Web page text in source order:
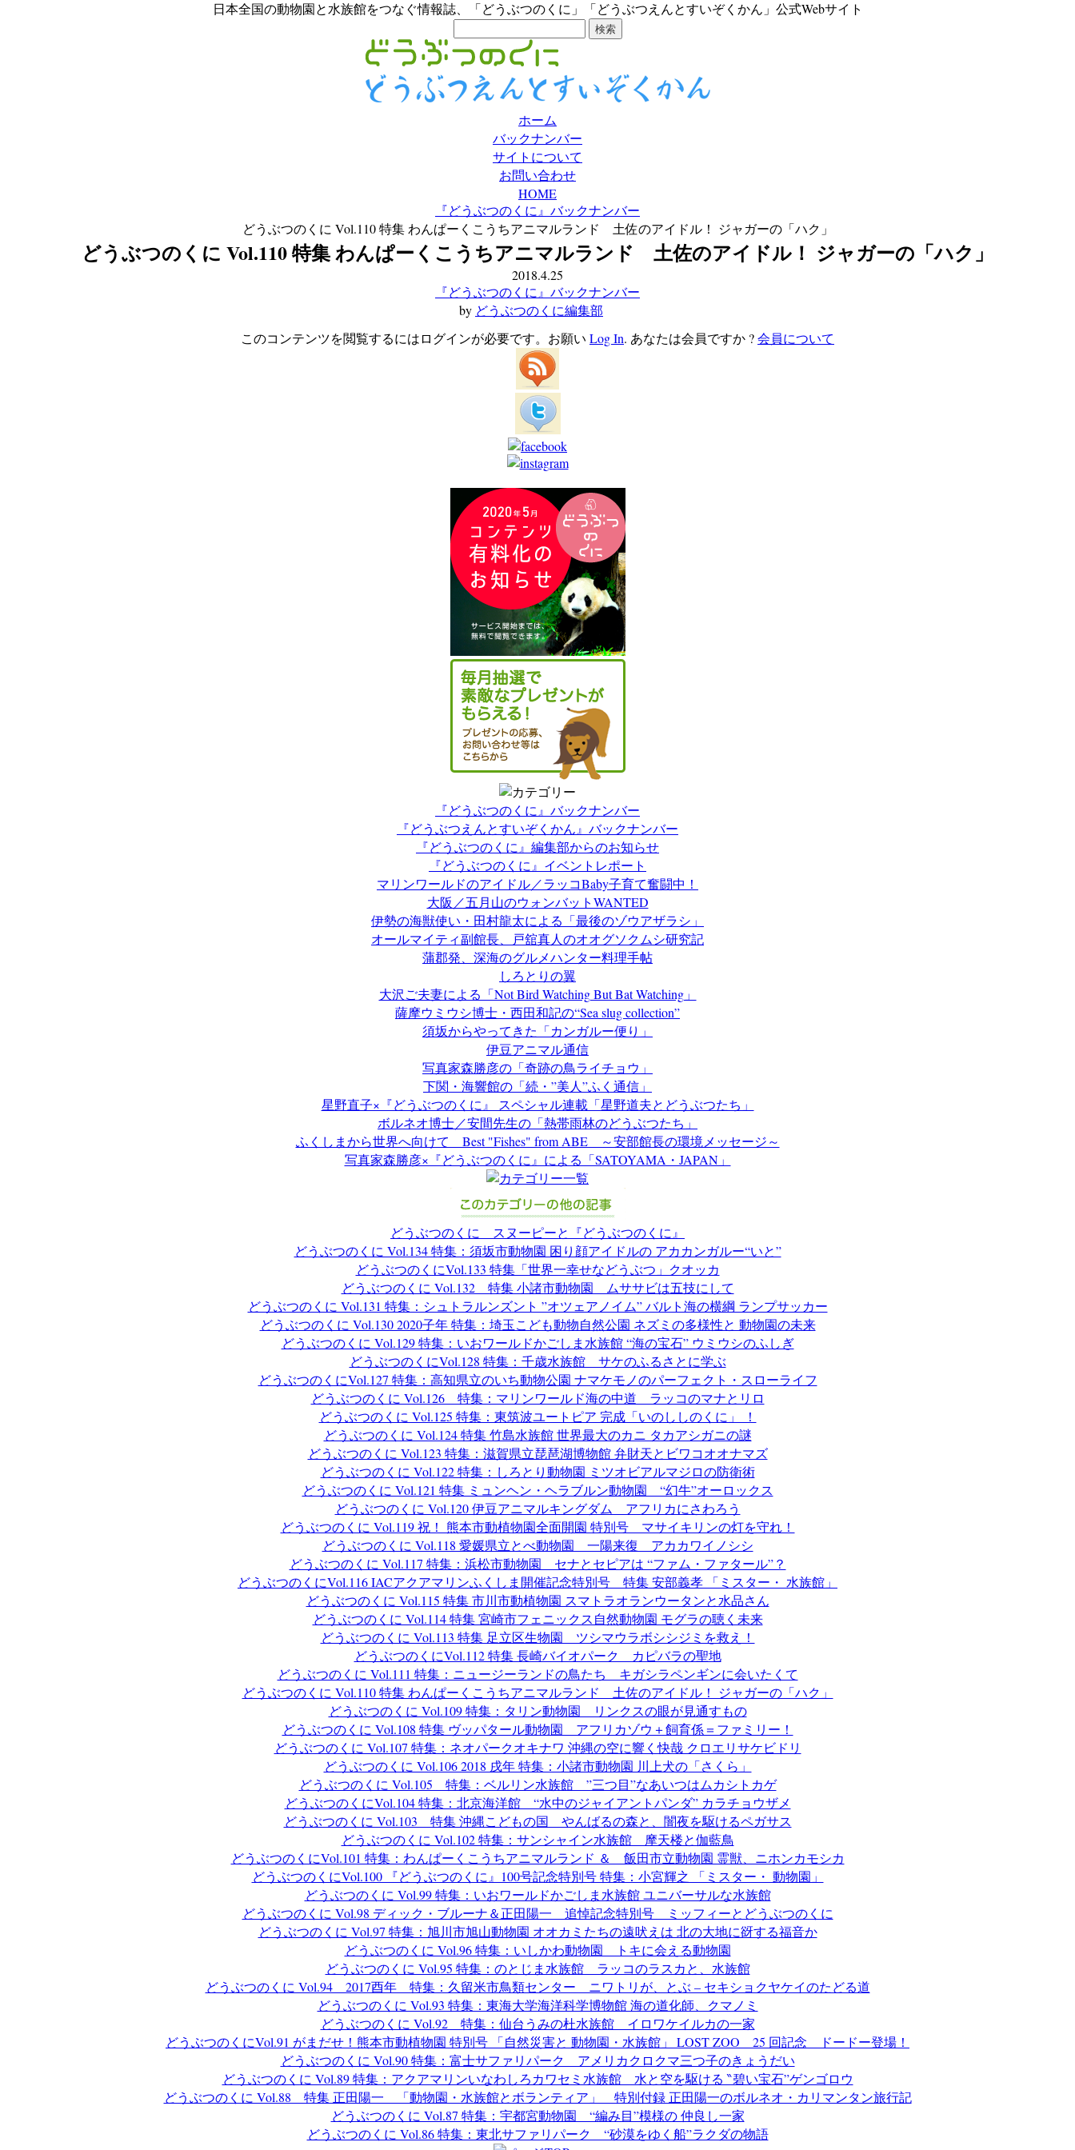
日本全国の動物園と水族館をつなぐ情報誌、「どうぶつのくに」「どうぶつえんとすいぞくかん」公式Webサイト
ホーム
バックナンバー
サイトについて
お問い合わせ
HOME
『どうぶつのくに』バックナンバー
どうぶつのくに Vol.110 特集 わんぱーくこうちアニマルランド 土佐のアイドル！ ジャガーの「ハク」
どうぶつのくに Vol.110 特集 わんぱーくこうちアニマルランド 土佐のアイドル！ ジャガーの「ハク」
2018.4.25
『どうぶつのくに』バックナンバー
by どうぶつのくに編集部
このコンテンツを閲覧するにはログインが必要です。お願い Log In. あなたは会員ですか ?会員について
『どうぶつのくに』バックナンバー
『どうぶつえんとすいぞくかん』バックナンバー
『どうぶつのくに』編集部からのお知らせ
『どうぶつのくに』イベントレポート
マリンワールドのアイドル／ラッコBaby子育て奮闘中！
大阪／五月山のウォンバットWANTED
伊勢の海獣使い・田村龍太による「最後のゾウアザラシ」
オールマイティ副館長、戸舘真人のオオグソクムシ研究記
蒲郡発、深海のグルメハンター料理手帖
しろとりの翼
大沢ご夫妻による「Not Bird Watching But Bat Watching」
薩摩ウミウシ博士・西田和記の“Sea slug collection”
須坂からやってきた「カンガルー便り」
伊豆アニマル通信
写真家森勝彦の「奇跡の鳥ライチョウ」
下関・海響館の「続・”美人”ふく通信」
星野直子×『どうぶつのくに』 スペシャル連載「星野道夫とどうぶつたち」
ボルネオ博士／安間先生の「熱帯雨林のどうぶつたち」
ふくしまから世界へ向けて Best "Fishes" from ABE ～安部館長の環境メッセージ～
写真家森勝彦×『どうぶつのくに』による「SATOYAMA・JAPAN」
どうぶつのくに スヌーピーと『どうぶつのくに』
どうぶつのくに Vol.134 特集：須坂市動物園 困り顔アイドルの アカカンガルー“いと”
どうぶつのくにVol.133 特集「世界一幸せなどうぶつ」クオッカ
どうぶつのくに Vol.132 特集 小諸市動物園 ムササビは五技にして
どうぶつのくに Vol.131 特集：シュトラルンズント ”オツェアノイム” バルト海の横綱 ランプサッカー
どうぶつのくに Vol.130 2020子年 特集：埼玉こども動物自然公園 ネズミの多様性と 動物園の未来
どうぶつのくに Vol.129 特集：いおワールドかごしま水族館 “海の宝石” ウミウシのふしぎ
どうぶつのくにVol.128 特集：千歳水族館 サケのふるさとに学ぶ
どうぶつのくにVol.127 特集：高知県立のいち動物公園 ナマケモノのパーフェクト・スローライフ
どうぶつのくに Vol.126 特集：マリンワールド海の中道 ラッコのマナとリロ
どうぶつのくに Vol.125 特集：東筑波ユートピア 完成「いのししのくに」 ！
どうぶつのくに Vol.124 特集 竹島水族館 世界最大のカニ タカアシガニの謎
どうぶつのくに Vol.123 特集：滋賀県立琵琶湖博物館 弁財天とビワコオオナマズ
どうぶつのくに Vol.122 特集：しろとり動物園 ミツオビアルマジロの防衛術
どうぶつのくに Vol.121 特集 ミュンヘン・ヘラブルン動物園 “幻牛”オーロックス
どうぶつのくに Vol.120 伊豆アニマルキングダム アフリカにさわろう
どうぶつのくに Vol.119 祝！ 熊本市動植物園全面開園 特別号 マサイキリンの灯を守れ！
どうぶつのくに Vol.118 愛媛県立とべ動物園 一陽来復 アカカワイノシシ
どうぶつのくに Vol.117 特集：浜松市動物園 セナとセピアは “ファム・ファタール”？
どうぶつのくにVol.116 IACアクアマリンふくしま開催記念特別号 特集 安部義孝 「ミスター・ 水族館」
どうぶつのくに Vol.115 特集 市川市動植物園 スマトラオランウータンと水品さん
どうぶつのくに Vol.114 特集 宮崎市フェニックス自然動物園 モグラの聴く未来
どうぶつのくに Vol.113 特集 足立区生物園 ツシマウラボシシジミを救え！
どうぶつのくにVol.112 特集 長崎バイオパーク カピバラの聖地
どうぶつのくに Vol.111 特集：ニュージーランドの鳥たち キガシラペンギンに会いたくて
どうぶつのくに Vol.110 特集 わんぱーくこうちアニマルランド 土佐のアイドル！ ジャガーの「ハク」
どうぶつのくに Vol.109 特集：タリン動物園 リンクスの眼が見通すもの
どうぶつのくに Vol.108 特集 ヴッパタール動物園 アフリカゾウ＋飼育係＝ファミリー！
どうぶつのくに Vol.107 特集：ネオパークオキナワ 沖縄の空に響く快哉 クロエリサケビドリ
どうぶつのくに Vol.106 2018 戌年 特集：小諸市動物園 川上犬の「さくら」
どうぶつのくに Vol.105 特集：ベルリン水族館 ”三つ目”なあいつはムカシトカゲ
どうぶつのくにVol.104 特集：北京海洋館 “水中のジャイアントパンダ” カラチョウザメ
どうぶつのくに Vol.103 特集 沖縄こどもの国 やんばるの森と、闇夜を駆けるペガサス
どうぶつのくに Vol.102 特集：サンシャイン水族館 摩天楼と伽藍鳥
どうぶつのくにVol.101 特集：わんぱーくこうちアニマルランド ＆ 飯田市立動物園 霊獣、ニホンカモシカ
どうぶつのくにVol.100 『どうぶつのくに』100号記念特別号 特集：小宮輝之 「ミスター・ 動物園」
どうぶつのくに Vol.99 特集：いおワールドかごしま水族館 ユニバーサルな水族館
どうぶつのくに Vol.98 ディック・ブルーナ＆正田陽一 追悼記念特別号 ミッフィーとどうぶつのくに
どうぶつのくに Vol.97 特集：旭川市旭山動物園 オオカミたちの遠吠えは 北の大地に谺する福音か
どうぶつのくに Vol.96 特集：いしかわ動物園 トキに会える動物園
どうぶつのくに Vol.95 特集：のとじま水族館 ラッコのラスカと、水族館
どうぶつのくに Vol.94 2017酉年 特集：久留米市鳥類センター ニワトリが、とぶ – セキショクヤケイのたどる道
どうぶつのくに Vol.93 特集：東海大学海洋科学博物館 海の道化師、クマノミ
どうぶつのくに Vol.92 特集：仙台うみの杜水族館 イロワケイルカの一家
どうぶつのくにVol.91 がまだせ！熊本市動植物園 特別号 「自然災害と 動物園・水族館」 LOST ZOO 25 回記念 ドードー登場！
どうぶつのくに Vol.90 特集：富士サファリパーク アメリカクロクマ三つ子のきょうだい
どうぶつのくに Vol.89 特集：アクアマリンいなわしろカワセミ水族館 水と空を駆ける ‶碧い宝石”ゲンゴロウ
どうぶつのくに Vol.88 特集 正田陽一 「動物園・水族館とボランティア」 特別付録 正田陽一のボルネオ・カリマンタン旅行記
どうぶつのくに Vol.87 特集：宇都宮動物園 “編み目”模様の 仲良し一家
どうぶつのくに Vol.86 特集：東北サファリパーク “砂漠をゆく船”ラクダの物語